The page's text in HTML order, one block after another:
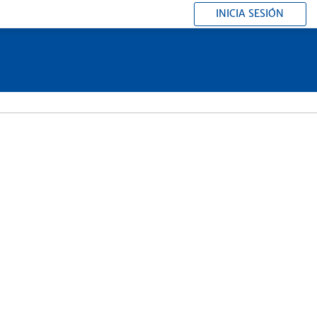
INICIA SESIÓN